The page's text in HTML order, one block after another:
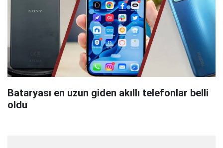
Bataryası en uzun giden akıllı telefonlar belli
oldu